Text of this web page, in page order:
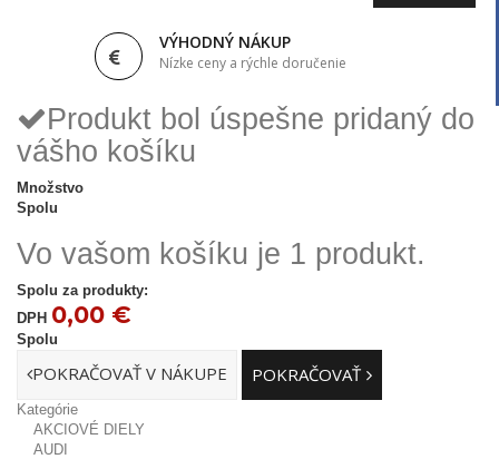
VÝHODNÝ NÁKUP
Nízke ceny a rýchle doručenie
Produkt bol úspešne pridaný do
vášho košíku
Množstvo
Spolu
Vo vašom košíku je 1 produkt.
Spolu za produkty:
DPH 0,00 €
Spolu
POKRAČOVAŤ V NÁKUPE POKRAČOVAŤ
Kategórie
AKCIOVÉ DIELY
AUDI